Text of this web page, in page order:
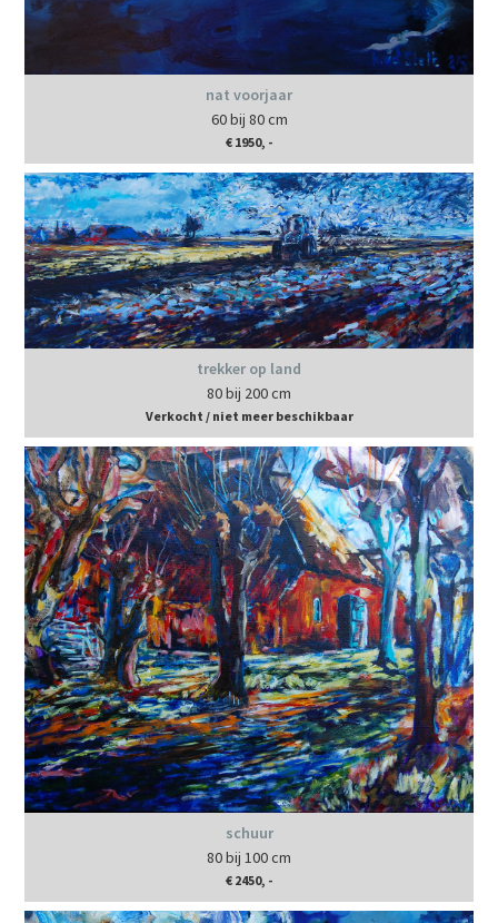
nat voorjaar
60 bij 80 cm
€ 1950, -
trekker op land
80 bij 200 cm
Verkocht / niet meer beschikbaar
schuur
80 bij 100 cm
€ 2450, -